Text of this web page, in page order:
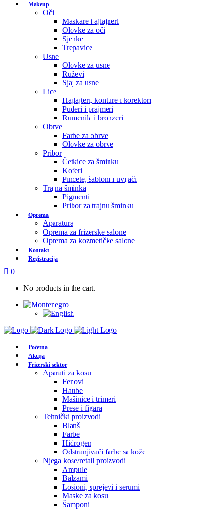
Makeup
Oči
Maskare i ajlajneri
Olovke za oči
Sjenke
Trepavice
Usne
Olovke za usne
Ruževi
Sjaj za usne
Lice
Hajlajteri, konture i korektori
Puderi i prajmeri
Rumenila i bronzeri
Obrve
Farbe za obrve
Olovke za obrve
Pribor
Četkice za šminku
Koferi
Pincete, šabloni i uvijači
Trajna šminka
Pigmenti
Pribor za trajnu šminku
Oprema
Aparatura
Oprema za frizerske salone
Oprema za kozmetičke salone
Kontakt
Registracija
0
No products in the cart.
Početna
Akcija
Frizerski sektor
Aparati za kosu
Fenovi
Haube
Mašinice i trimeri
Prese i figara
Tehnički proizvodi
Blanš
Farbe
Hidrogen
Odstranjivači farbe sa kože
Njega kose/retail proizvodi
Ampule
Balzami
Losioni, sprejevi i serumi
Maske za kosu
Šamponi